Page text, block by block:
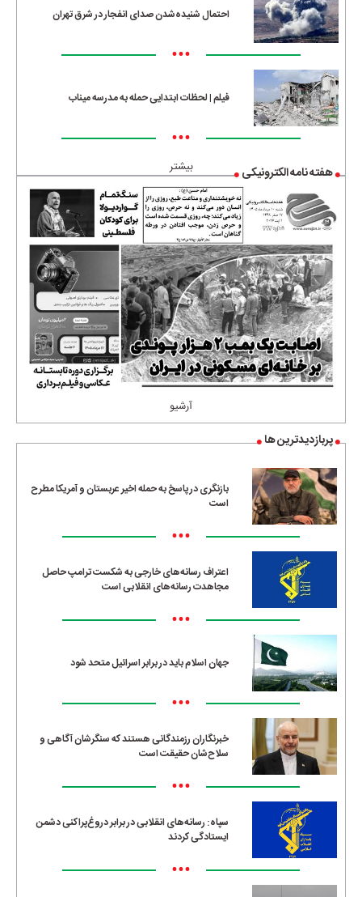
احتمال شنیده‌شدن صدای انفجار در شرق تهران
•••
فیلم | لحظات ابتدایی حمله به مدرسه میناب
•••
بیشتر هفته نامه الکترونیکی
آرشیو
پربازدیدترین ها
بازنگری در پاسخ به حمله اخیر عربستان و آمریکا مطرح
است
•••
اعتراف رسانه‌های خارجی به شکست ترامپ حاصل
مجاهدت رسانه‌های انقلابی است
•••
جهان اسلام باید در برابر اسرائیل متحد شود
•••
خبرنگاران رزمندگانی هستند که سنگرشان آگاهی و
سلاح‌شان حقیقت است
•••
سپاه: رسانه‌های انقلابی در برابر دروغ‌پراکنی دشمن
ایستادگی کردند
•••